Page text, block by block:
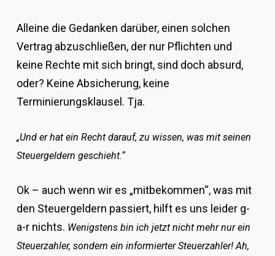
Alleine die Gedanken darüber, einen solchen
Vertrag abzuschließen, der nur Pflichten und
keine Rechte mit sich bringt, sind doch absurd,
oder? Keine Absicherung, keine
Terminierungsklausel. Tja.
„Und er hat ein Recht darauf, zu wissen, was mit seinen
Steuergeldern geschieht.“
Ok – auch wenn wir es „mitbekommen“, was mit
den Steuergeldern passiert, hilft es uns leider g-
a-r nichts. Wenigstens bin ich jetzt nicht mehr nur ein
Steuerzahler, sondern ein informierter Steuerzahler! Ah,